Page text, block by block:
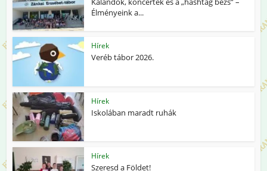
Élményeink a...
Hírek
Veréb tábor 2026.
Hírek
Iskolában maradt ruhák
Hírek
Szeresd a Földet!